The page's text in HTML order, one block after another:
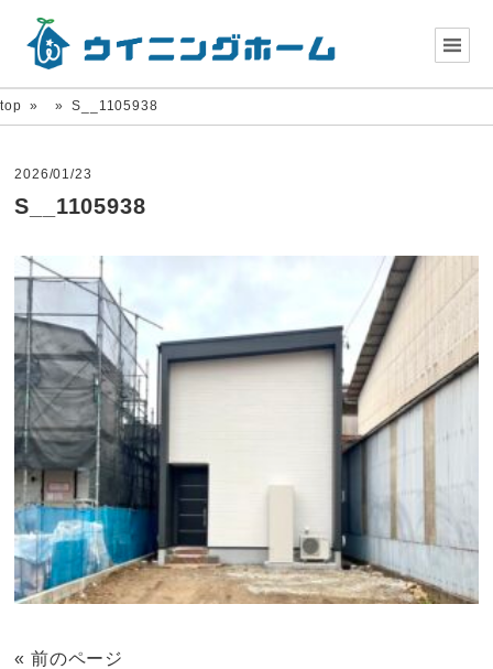
top » »S__1105938
2026/01/23
S__1105938
« 前のページ